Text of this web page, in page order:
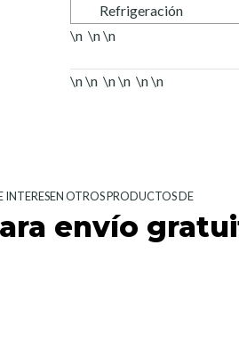
Refrigeración
\n \n \n
\n \n \n \n \n \n
INTERESEN OTROS PRODUCTOS DE
envío